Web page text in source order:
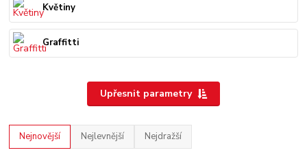
Květiny
Graffitti
Upřesnit parametry
Nejnovější Nejlevnější Nejdražší